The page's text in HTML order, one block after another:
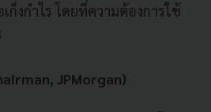
ก็งกำไร โดยที่ความต้องการใช้
JPMorgan)